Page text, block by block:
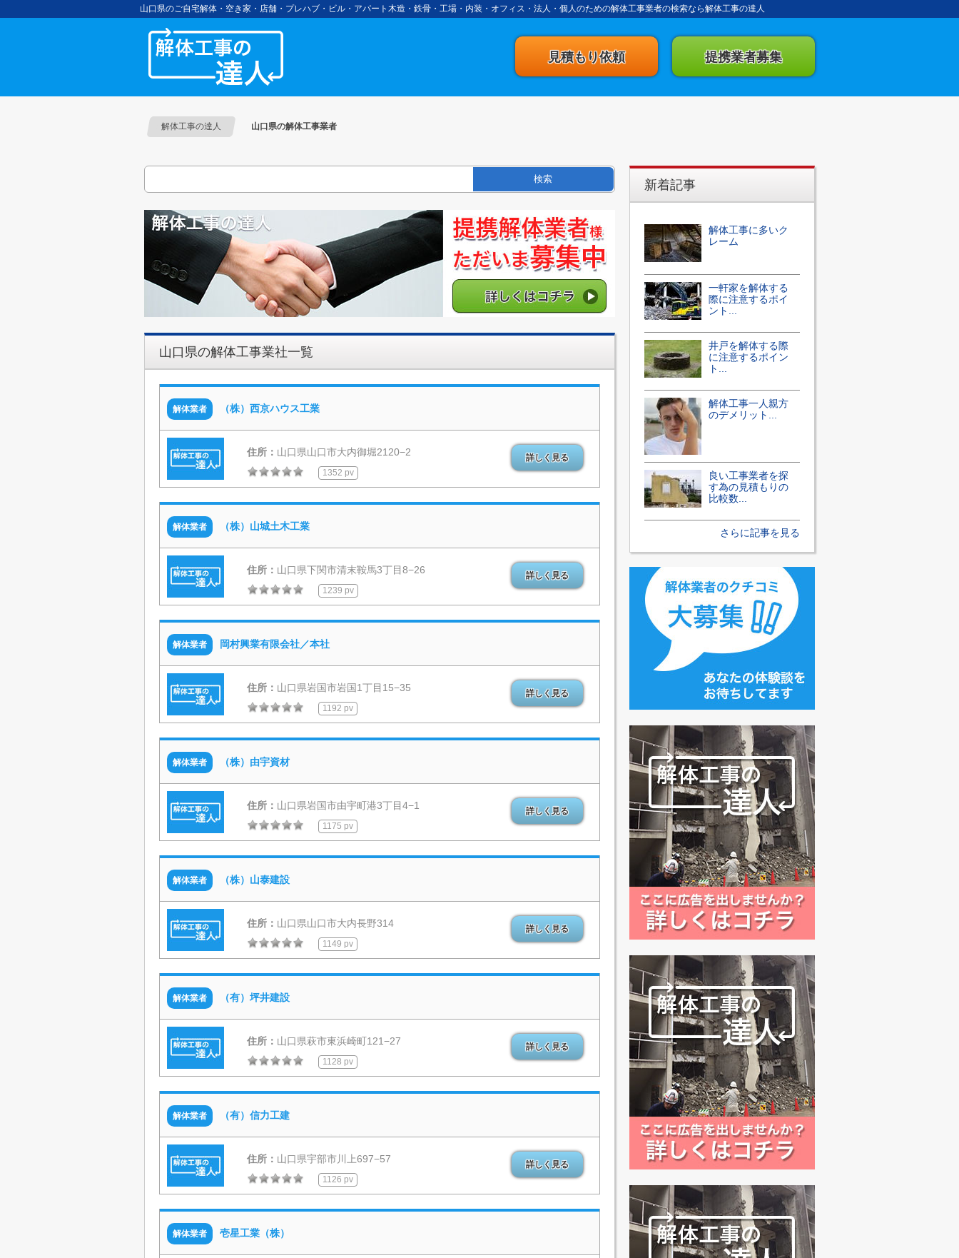
山口県のご自宅解体・空き家・店舗・プレハブ・ビル・アパート木造・鉄骨・工場・内装・オフィス・法人・個人のための解体工事業者の検索なら解体工事の達人
見積もり依頼 提携業者募集
解体工事の達人 山口県の解体工事業者
検索
山口県の解体工事業社一覧
解体業者 （株）西京ハウス工業
住所： 山口県山口市大内御堀2120−2
1352 pv
詳しく見る
解体業者 （株）山城土木工業
住所： 山口県下関市清末鞍馬3丁目8−26
1239 pv
詳しく見る
解体業者 岡村興業有限会社／本社
住所： 山口県岩国市岩国1丁目15−35
1192 pv
詳しく見る
解体業者 （株）由宇資材
住所： 山口県岩国市由宇町港3丁目4−1
1175 pv
詳しく見る
解体業者 （株）山泰建設
住所： 山口県山口市大内長野314
1149 pv
詳しく見る
解体業者 （有）坪井建設
住所： 山口県萩市東浜崎町121−27
1128 pv
詳しく見る
解体業者 （有）信力工建
住所： 山口県宇部市川上697−57
1126 pv
詳しく見る
解体業者 壱星工業（株）
新着記事
解体工事に多いク
レーム
一軒家を解体する
際に注意するポイ
ント...
井戸を解体する際
に注意するポイン
ト...
解体工事一人親方
のデメリット...
良い工事業者を探
す為の見積もりの
比較数...
さらに記事を見る